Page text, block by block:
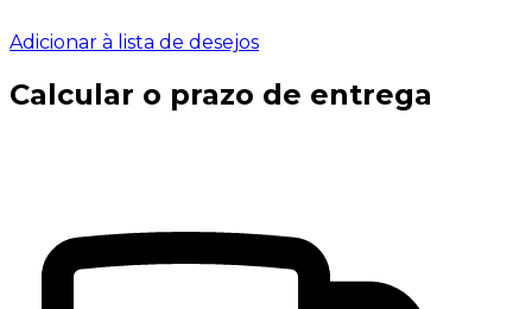
Adicionar à lista de desejos
Calcular o prazo de entrega